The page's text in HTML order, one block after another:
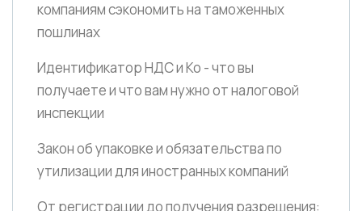
компаниям сэкономить на таможенных
пошлинах
Идентификатор НДС и Ко - что вы
получаете и что вам нужно от налоговой
инспекции
Закон об упаковке и обязательства по
утилизации для иностранных компаний
От регистрации до получения разрешения: